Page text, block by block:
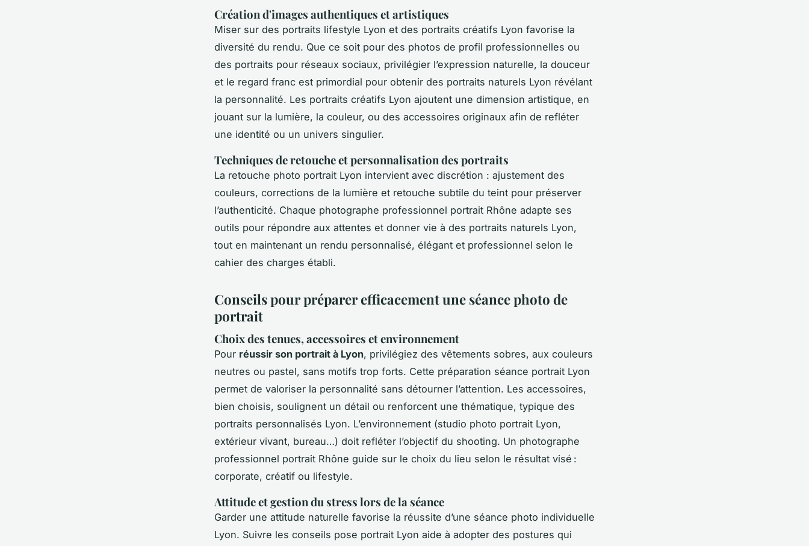
Création d'images authentiques et artistiques
Miser sur des portraits lifestyle Lyon et des portraits créatifs Lyon favorise la
diversité du rendu. Que ce soit pour des photos de profil professionnelles ou
des portraits pour réseaux sociaux, privilégier l’expression naturelle, la douceur
et le regard franc est primordial pour obtenir des portraits naturels Lyon révélant
la personnalité. Les portraits créatifs Lyon ajoutent une dimension artistique, en
jouant sur la lumière, la couleur, ou des accessoires originaux afin de refléter
une identité ou un univers singulier.
Techniques de retouche et personnalisation des portraits
La retouche photo portrait Lyon intervient avec discrétion : ajustement des
couleurs, corrections de la lumière et retouche subtile du teint pour préserver
l’authenticité. Chaque photographe professionnel portrait Rhône adapte ses
outils pour répondre aux attentes et donner vie à des portraits naturels Lyon,
tout en maintenant un rendu personnalisé, élégant et professionnel selon le
cahier des charges établi.
Conseils pour préparer efficacement une séance photo de
portrait
Choix des tenues, accessoires et environnement
Pour réussir son portrait à Lyon, privilégiez des vêtements sobres, aux couleurs
neutres ou pastel, sans motifs trop forts. Cette préparation séance portrait Lyon
permet de valoriser la personnalité sans détourner l’attention. Les accessoires,
bien choisis, soulignent un détail ou renforcent une thématique, typique des
portraits personnalisés Lyon. L’environnement (studio photo portrait Lyon,
extérieur vivant, bureau…) doit refléter l’objectif du shooting. Un photographe
professionnel portrait Rhône guide sur le choix du lieu selon le résultat visé :
corporate, créatif ou lifestyle.
Attitude et gestion du stress lors de la séance
Garder une attitude naturelle favorise la réussite d’une séance photo individuelle
Lyon. Suivre les conseils pose portrait Lyon aide à adopter des postures qui